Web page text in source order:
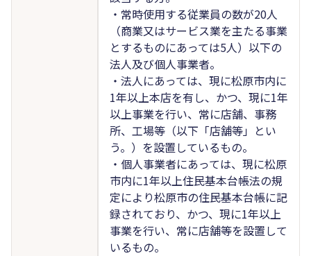
・常時使用する従業員の数が20人
（商業又はサービス業を主たる事業
とするものにあっては5人）以下の
法人及び個人事業者。
・法人にあっては、現に松原市内に
1年以上本店を有し、かつ、現に1年
以上事業を行い、常に店舗、事務
所、工場等（以下「店舗等」とい
う。）を設置しているもの。
・個人事業者にあっては、現に松原
市内に1年以上住民基本台帳法の規
定により松原市の住民基本台帳に記
録されており、かつ、現に1年以上
事業を行い、常に店舗等を設置して
いるもの。